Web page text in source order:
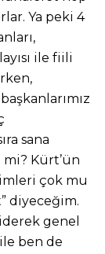
Ya peki 4
ile fiili
sana
Kürt’ün
çok mu
diyeceğim.
genel
ben de